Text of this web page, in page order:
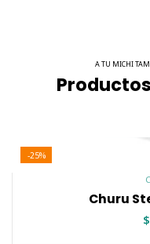
A TU MICHI
-25%
Churu